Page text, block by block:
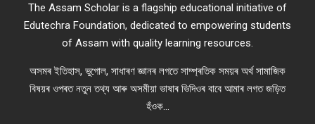
The Assam Scholar is a flagship educational initiative of
Edutechra Foundation, dedicated to empowering students
of Assam with quality learning resources.
অসমৰ ইতিহাস, ভুগোল, সাধাৰণ জ্ঞানৰ লগতে সাম্প্ৰতিক সময়ৰ অৰ্থ সামাজিক
বিষয়ৰ ওপৰত নতুন তথ্য আৰু অসমীয়া ভাষাৰ ভিদিওৰ বাবে আমাৰ লগত জড়িত
হঁওক...